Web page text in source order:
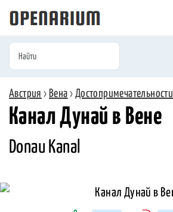
Австрия › Вена › Достопримечательности
Канал Дунай в Вене
Donau Kanal